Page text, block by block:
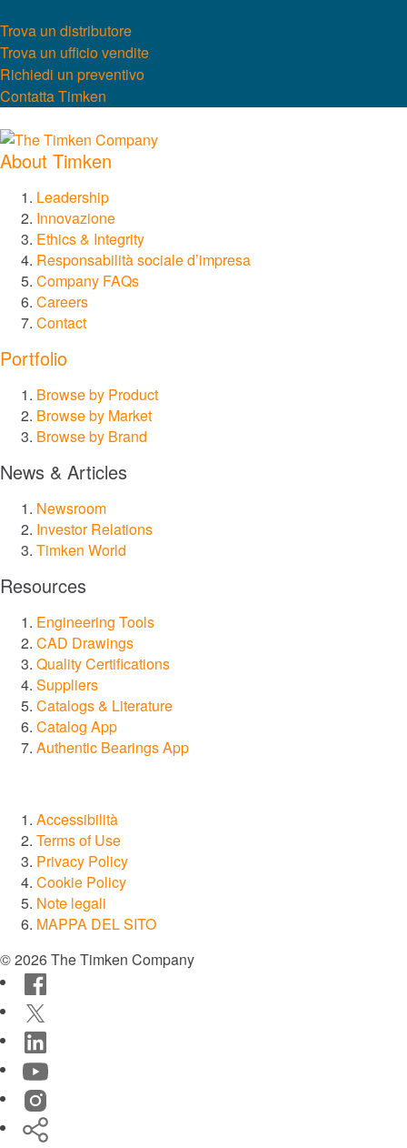
Torsional Control Giunti
Sistemi di ingranaggi e trasmissione
Ingranaggi di precisione
Automazione, robotica e macchinari industriali
Cibo e bevande
Costruzione
Produzione di energia e energie rinnovabili
Trova un distributore
Trova un ufficio vendite
Richiedi un preventivo
Contatta Timken
About Timken
Leadership
Innovazione
Ethics & Integrity
Responsabilità sociale d’impresa
Company FAQs
Careers
Contact
Portfolio
Browse by Product
Browse by Market
Browse by Brand
News & Articles
Newsroom
Investor Relations
Timken World
Resources
Engineering Tools
CAD Drawings
Quality Certifications
Suppliers
Catalogs & Literature
Catalog App
Authentic Bearings App
Accessibilità
Terms of Use
Privacy Policy
Cookie Policy
Note legali
MAPPA DEL SITO
© 2026 The Timken Company
Facebook
Twitter
LinkedIn
YouTube
Instagram
Timken